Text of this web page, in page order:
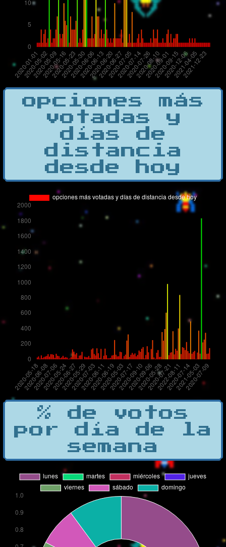
opciones más
votadas y
días de
distancia
desde hoy
% de votos
por día de la
semana